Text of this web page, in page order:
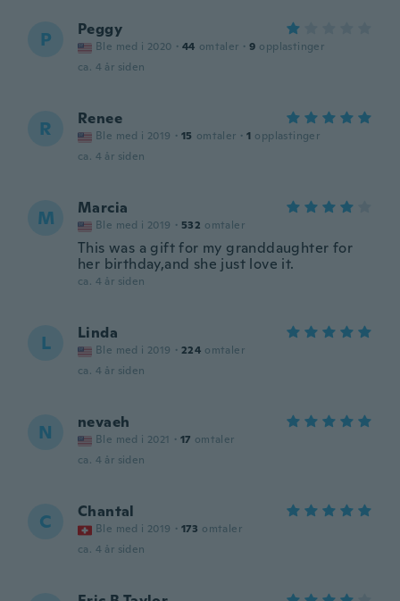
P Peggy
Ble med i 2020 · 44 omtaler · 9 opplastinger
ca. 4 år siden
R Renee
Ble med i 2019 · 15 omtaler · 1 opplastinger
ca. 4 år siden
M Marcia
Ble med i 2019 · 532 omtaler
This was a gift for my granddaughter for
her birthday,and she just love it.
ca. 4 år siden
L Linda
Ble med i 2019 · 224 omtaler
ca. 4 år siden
N nevaeh
Ble med i 2021 · 17 omtaler
ca. 4 år siden
C Chantal
Ble med i 2019 · 173 omtaler
ca. 4 år siden